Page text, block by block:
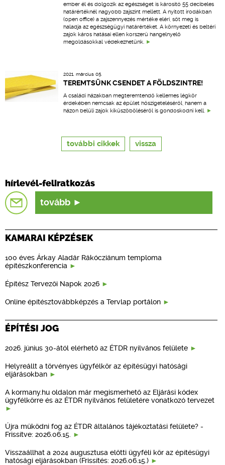
ember él és dolgozik az egészséget is károsító 55 decibeles
határértéknél nagyobb zajszint mellett. A nyitott irodákban
(open office) a zajszennyezés mértéke eléri, sőt meg is
haladja az egészségügyi határértéket. A környezeti és beltéri
zajok káros hatásai ellen korszerű hangelnyelő
megoldásokkal védekezhetünk.
2021. március 05.
TEREMTSÜNK CSENDET A FÖLDSZINTRE!
A családi házakban megteremtendő kellemes légkör
érdekében nemcsak az épület hőszigeteléséről, hanem a
házon belüli zajok kiküszöböléséről is gondoskodni kell.
további cikkek vissza
hírlevél-feliratkozás
tovább
KAMARAI KÉPZÉSEK
100 éves Árkay Aladár Rákócziánum temploma
építészkonferencia
Építész Tervezői Napok 2026
Online építésztovábbképzés a Tervlap portálon
ÉPÍTÉSI JOG
2026. június 30-ától elérhető az ÉTDR nyilvános felülete
Helyreállt a törvényes ügyfélkör az építésügyi hatósági
eljárásokban
A kormany.hu oldalon már megismerhető az Eljárási kódex
ügyfélkörre és az ÉTDR nyilvános felületére vonatkozó tervezet
Újra működni fog az ÉTDR általános tájékoztatási felülete? -
Frissítve: 2026.06.15.
Visszaállhat a 2024 augusztusa előtti ügyféli kör az építésügyi
hatósági eljárásokban (Frissítés: 2026.06.15.)